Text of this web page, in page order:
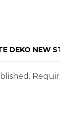
DEKO NEW